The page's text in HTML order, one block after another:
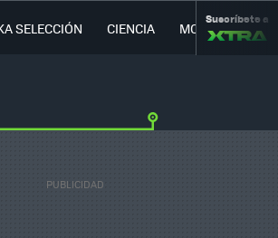
SELECCIÓN CIENCIA MOVILIDAD
Suscríbete a